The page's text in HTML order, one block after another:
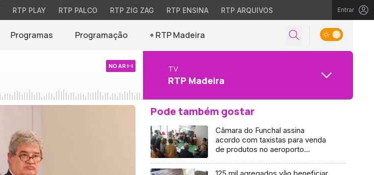
RTP PLAY RTP PALCO RTP ZIG ZAG RTP ENSINA RTP ARQUIVOS Entrar
Programas Programação + RTP Madeira
NO AR TV
RTP Madeira
Pode também gostar
Câmara do Funchal assina
acordo com taxistas para venda
de produtos no aeroporto
125 mil agregados vão beneficiar